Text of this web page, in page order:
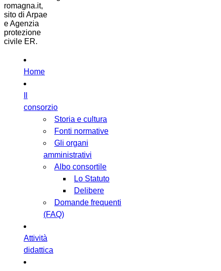
romagna.it,
sito di Arpae
e Agenzia
protezione
civile ER.
Home
consorzio
Storia e cultura
Fonti normative
Gli organi
amministrativi
Albo consortile
Lo Statuto
Delibere
Domande frequenti
(FAQ)
Attività
didattica